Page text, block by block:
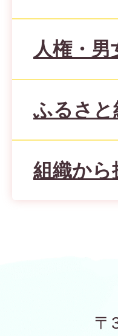
人権・男
ふるさと
組織から
〒